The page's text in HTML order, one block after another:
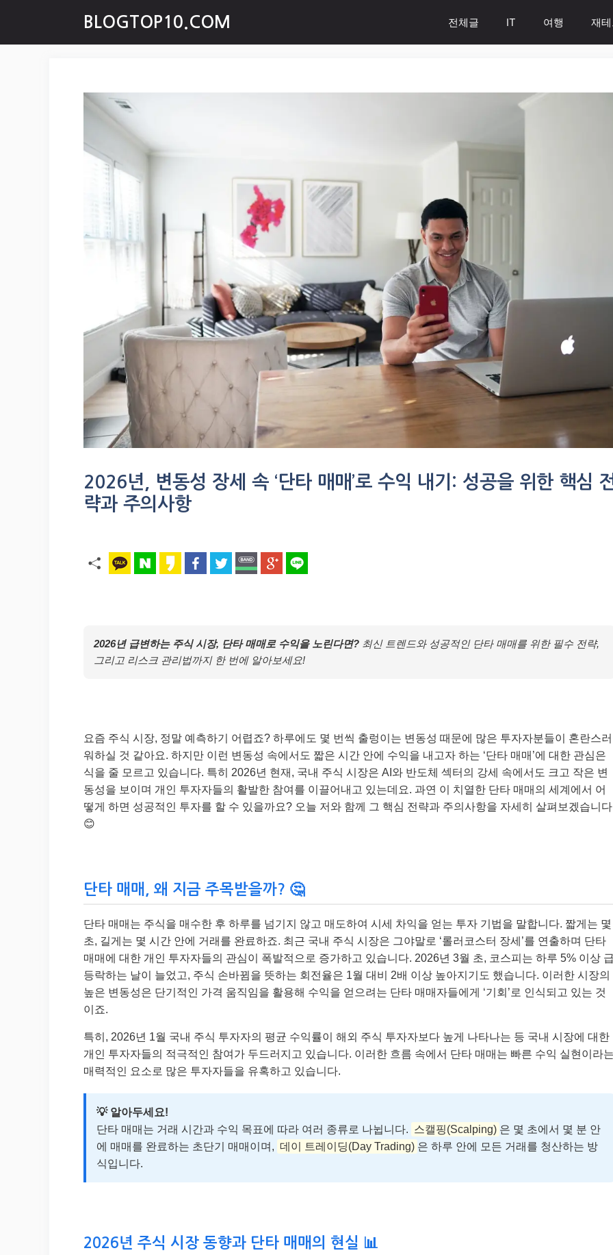
content
BLOGTOP10.COM 전체글 IT 여행 재
2026년, 변동성 장세 속 ‘단타 매매’로 수익 내기: 성공을 위한 핵심
략과 주의사항
2026년 급변하는 주식 시장, 단타 매매로 수익을 노린다면? 최신 트렌드와 성공적인 단타 매매를 위한 필수 전략,
그리고 리스크 관리법까지 한 번에 알아보세요!
요즘 주식 시장, 정말 예측하기 어렵죠? 하루에도 몇 번씩 출렁이는 변동성 때문에 많은 투자자분들이 혼란스러
워하실 것 같아요. 하지만 이런 변동성 속에서도 짧은 시간 안에 수익을 내고자 하는 ‘단타 매매’에 대한 관심은
식을 줄 모르고 있습니다. 특히 2026년 현재, 국내 주식 시장은 AI와 반도체 섹터의 강세 속에서도 크고 작은 변
동성을 보이며 개인 투자자들의 활발한 참여를 이끌어내고 있는데요. 과연 이 치열한 단타 매매의 세계에서 어
떻게 하면 성공적인 투자를 할 수 있을까요? 오늘 저와 함께 그 핵심 전략과 주의사항을 자세히 살펴보겠습니
😊
단타 매매, 왜 지금 주목받을까? 🤔
단타 매매는 주식을 매수한 후 하루를 넘기지 않고 매도하여 시세 차익을 얻는 투자 기법을 말합니다. 짧게는 몇
초, 길게는 몇 시간 안에 거래를 완료하죠. 최근 국내 주식 시장은 그야말로 ‘롤러코스터 장세’를 연출하며 단타
매매에 대한 개인 투자자들의 관심이 폭발적으로 증가하고 있습니다. 2026년 3월 초, 코스피는 하루 5% 이상
등락하는 날이 늘었고, 주식 손바뀜을 뜻하는 회전율은 1월 대비 2배 이상 높아지기도 했습니다. 이러한 시장의
높은 변동성은 단기적인 가격 움직임을 활용해 수익을 얻으려는 단타 매매자들에게 ‘기회’로 인식되고 있는 것
이죠.
특히, 2026년 1월 국내 주식 투자자의 평균 수익률이 해외 주식 투자자보다 높게 나타나는 등 국내 시장에 대한
개인 투자자들의 적극적인 참여가 두드러지고 있습니다. 이러한 흐름 속에서 단타 매매는 빠른 수익 실현이라
매력적인 요소로 많은 투자자들을 유혹하고 있습니다.
💡 알아두세요!
단타 매매는 거래 시간과 수익 목표에 따라 여러 종류로 나뉩니다. 스캘핑(Scalping) 은 몇 초에서 몇 분 안
에 매매를 완료하는 초단기 매매이며, 데이 트레이딩(Day Trading) 은 하루 안에 모든 거래를 청산하는 방
식입니다.
2026년 주식 시장 동향과 단타 매매의 현실 📊